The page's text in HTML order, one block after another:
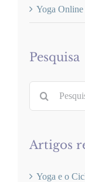
Yoga
Pesquisa
Artigos
Yoga e o